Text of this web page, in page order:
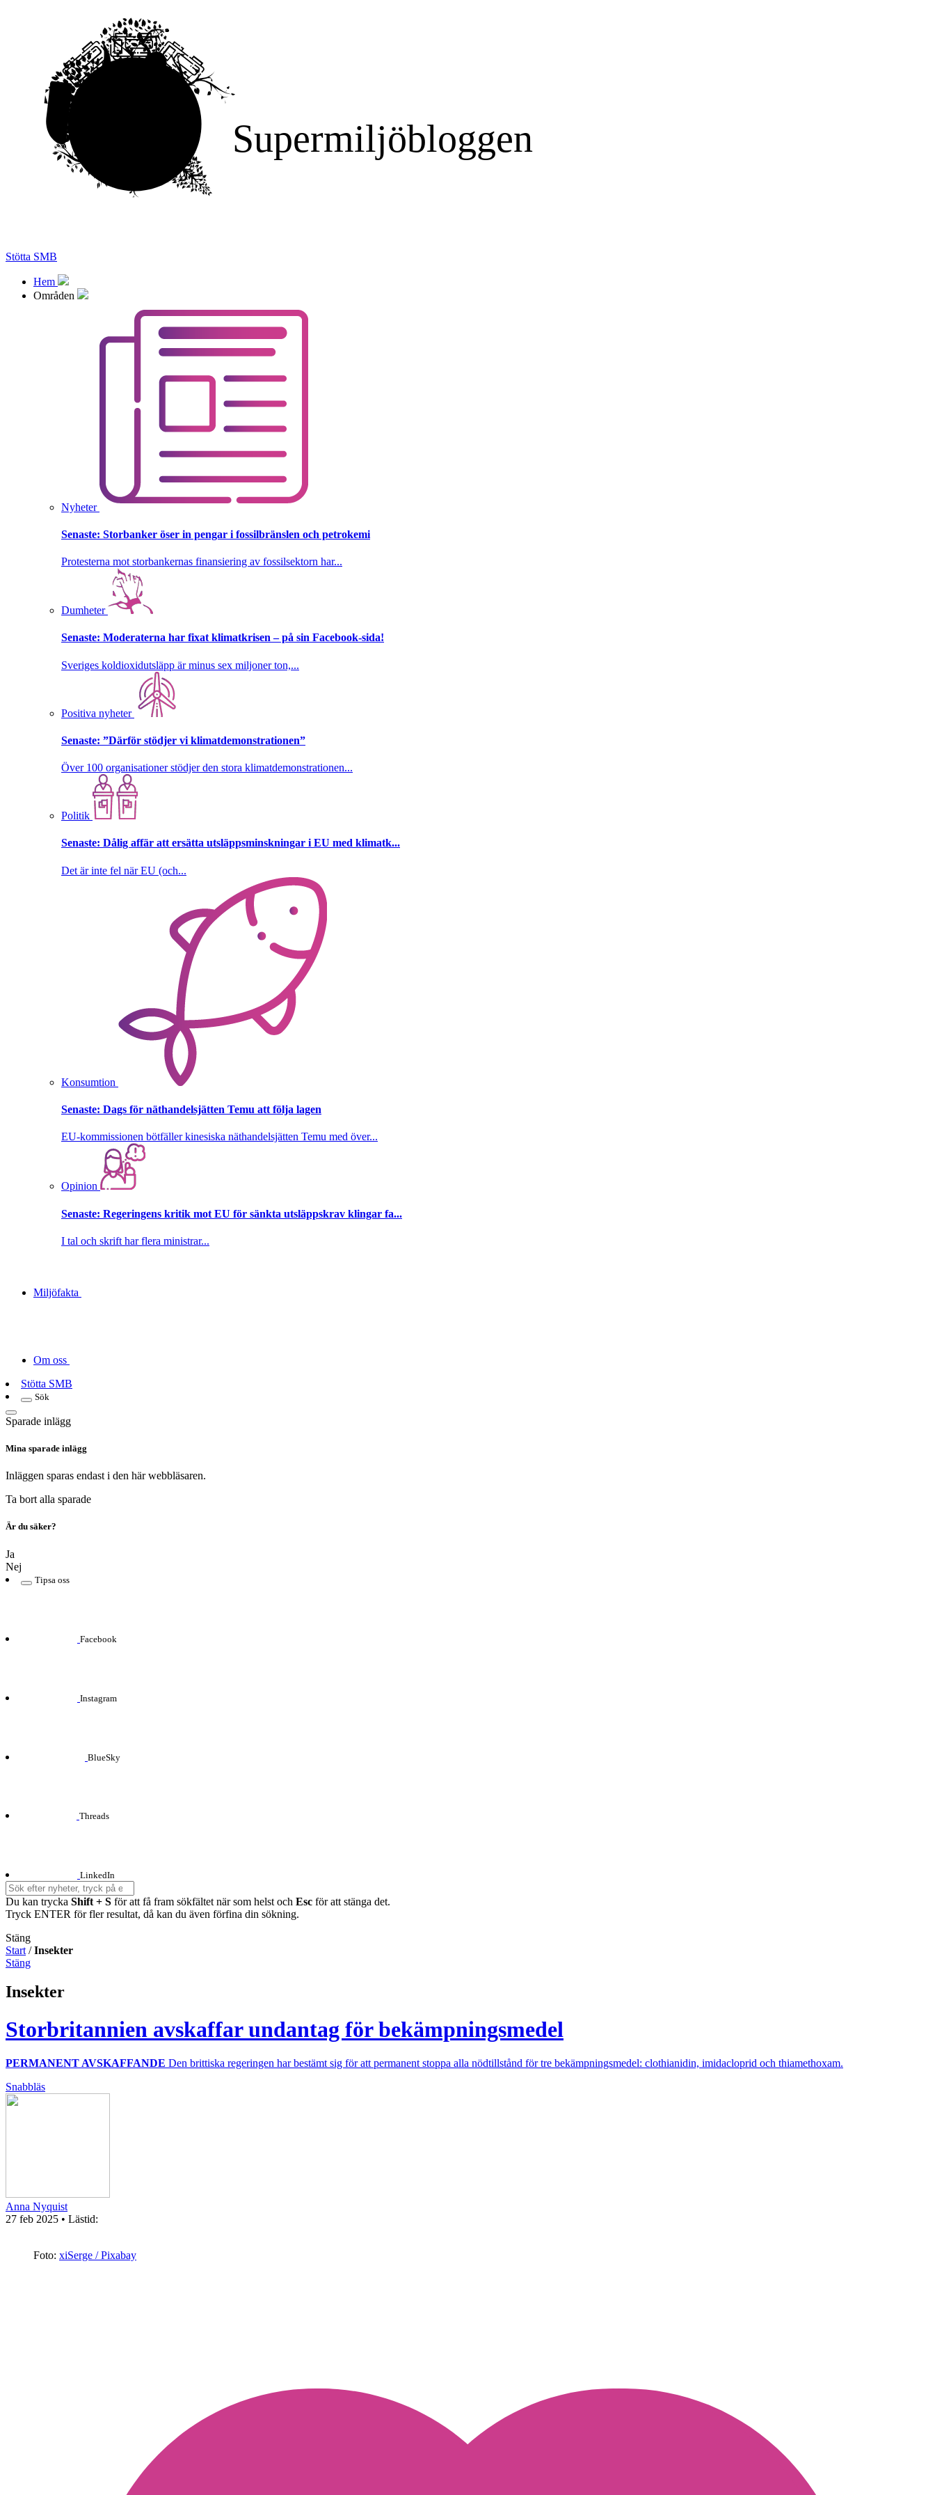
Supermiljöbloggen
Stötta SMB
Hem
Områden
Nyheter
Senaste: Storbanker öser in pengar i fossilbränslen och petrokemi
Protesterna mot storbankernas finansiering av fossilsektorn har...
Dumheter
Senaste: Moderaterna har fixat klimatkrisen – på sin Facebook-sida!
Sveriges koldioxidutsläpp är minus sex miljoner ton,...
Positiva nyheter
Senaste: ”Därför stödjer vi klimatdemonstrationen”
Över 100 organisationer stödjer den stora klimatdemonstrationen...
Politik
Senaste: Dålig affär att ersätta utsläppsminskningar i EU med klimatk...
Det är inte fel när EU (och...
Konsumtion
Senaste: Dags för näthandelsjätten Temu att följa lagen
EU-kommissionen bötfäller kinesiska näthandelsjätten Temu med över...
Opinion
Senaste: Regeringens kritik mot EU för sänkta utsläppskrav klingar fa...
I tal och skrift har flera ministrar...
Miljöfakta
Om oss
Stötta SMB
Sök
Sparade inlägg
Mina sparade inlägg
Inläggen sparas endast i den här webbläsaren.
Ta bort alla sparade
Är du säker?
Ja
Nej
Tipsa oss
Facebook
Instagram
BlueSky
Threads
LinkedIn
Du kan trycka Shift + S för att få fram sökfältet när som helst och Esc för att stänga det.
Tryck ENTER för fler resultat, då kan du även förfina din sökning.
Stäng
Start /Insekter
Stäng
Insekter
Storbritannien avskaffar undantag för bekämpningsmedel
PERMANENT AVSKAFFANDE Den brittiska regeringen har bestämt sig för att permanent stoppa alla nödtillstånd för tre bekämpningsmedel: clothianidin, imidacloprid och thiamethoxam.
Snabbläs
Anna Nyquist
27 feb 2025 • Lästid:
Foto: xiSerge / Pixabay